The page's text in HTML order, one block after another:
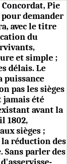
Pie
demander
avec le titre
du
et simple ;
délais. Le
puissance
pas les sièges
jamais été
avant la
1802,
sièges ;
réduction des
parler des